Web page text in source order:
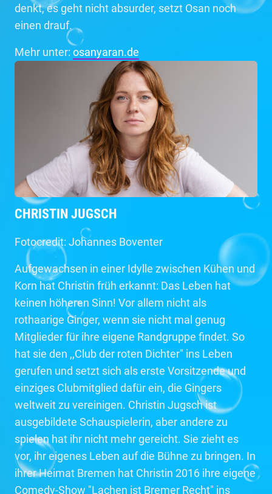
denkt, es geht nicht absurder, setzt Osan noch
einen drauf.
Mehr unter: osanyaran.de
CHRISTIN JUGSCH
Fotocredit: Johannes Boventer
Aufgewachsen in einer Idylle zwischen Kühen und
Korn hat Christin früh erkannt: Das Leben hat
keinen höheren Sinn! Vor allem nicht als
rothaarige Ginger, wenn sie nicht mal genug
Mitglieder für ihre eigene Randgruppe findet. So
hat sie den ,,Club der roten Dichter" ins Leben
gerufen und setzt sich als erste Vorsitzende und
einziges Clubmitglied dafür ein, die Gingers
weltweit zu vereinigen. Christin Jugsch ist
ausgebildete Schauspielerin, aber andere zu
spielen hat ihr nicht mehr gereicht. Sie zieht es
vor, ihr eigenes Leben auf die Bühne zu bringen. In
ihrer Heimat Bremen hat Christin 2016 ihre eigene
Comedy-Show "Lachen ist Bremer Recht" ins